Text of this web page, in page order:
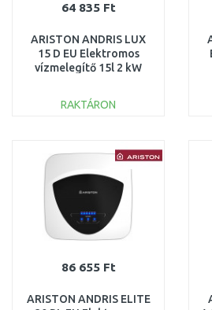
64 835 Ft
ARISTON ANDRIS LUX
15 D EU Elektromos
vízmelegítő 15l 2 kW
RAKTÁRON
Összehasonlítás
86 655 Ft
ARISTON ANDRIS ELITE